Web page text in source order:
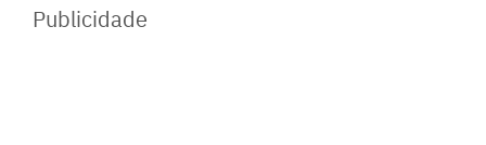
Publicidade